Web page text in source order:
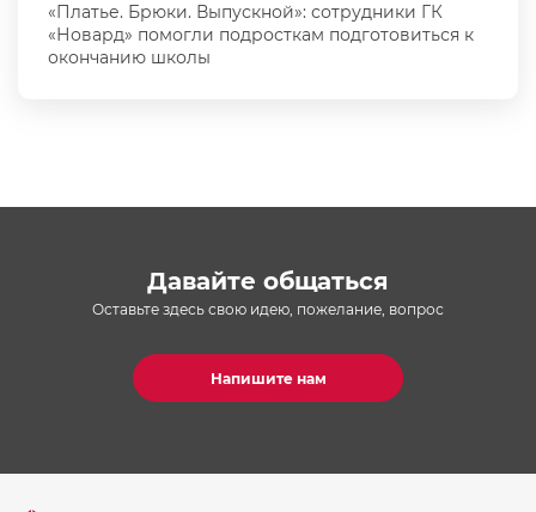
«Платье. Брюки. Выпускной»: сотрудники ГК
«Новард» помогли подросткам подготовиться к
окончанию школы
Давайте общаться
Оставьте здесь свою идею, пожелание, вопрос
Напишите нам